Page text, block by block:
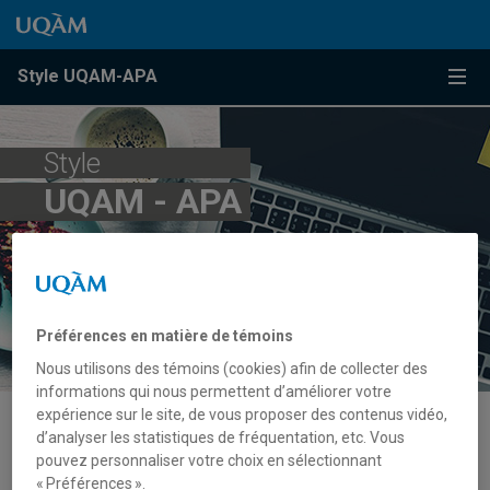
Passer au contenu
Accéder au menu principal
Accéder à la recherche
Passer au contenu
Accéder au menu principal
Style UQAM-APA
Style
UQAM - APA
Règles par type de ressource
Préférences en matière de témoins
Nous utilisons des témoins (cookies) afin de collecter des
informations qui nous permettent d’améliorer votre
expérience sur le site, de vous proposer des contenus vidéo,
d’analyser les statistiques de fréquentation, etc. Vous
pouvez personnaliser votre choix en sélectionnant
« Préférences ».